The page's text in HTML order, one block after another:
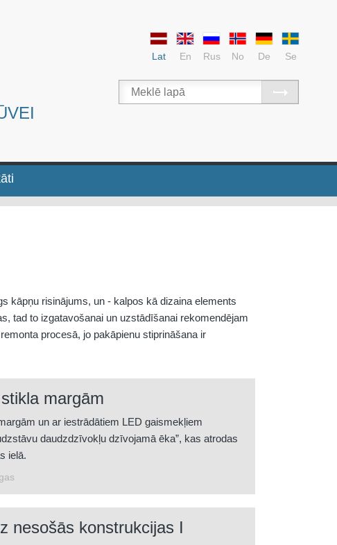
Lat En Rus No De Se
kāpņu risinājums, un - kalpos kā dizaina elements
tad to izgatavošanai un uzstādīšanai rekomendējam
procesā, jo pakāpienu stiprināšana ir
margām
un ar iestrādātiem LED gaismekļiem
daudzdzīvokļu dzīvojamā ēka”, kas atrodas
ielā.
nesošās konstrukcijas I